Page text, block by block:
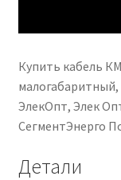
Купить кабель
ЭлекОпт, Элек
СегментЭнерго
Детали